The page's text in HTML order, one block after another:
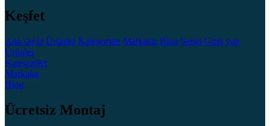
Keşfet
Ana sayfa Ürünler Kategoriler Markalar Blog Sepet Giriş yap
Ürünler
Kategoriler
Markalar
Blog
Ücretsiz Montaj